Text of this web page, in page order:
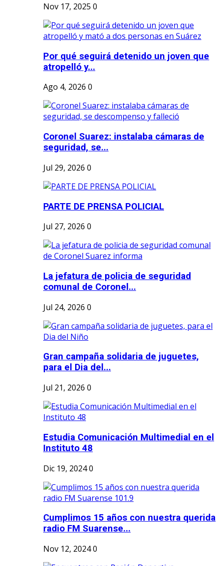
Nov 17, 2025 0
Por qué seguirá detenido un joven que
atropelló y...
Ago 4, 2026 0
Coronel Suarez: instalaba cámaras de
seguridad, se...
Jul 29, 2026 0
PARTE DE PRENSA POLICIAL
Jul 27, 2026 0
La jefatura de policia de seguridad
comunal de Coronel...
Jul 24, 2026 0
Gran campaña solidaria de juguetes,
para el Dia del...
Jul 21, 2026 0
Estudia Comunicación Multimedial en el
Instituto 48
Dic 19, 20240
Cumplimos 15 años con nuestra querida
radio FM Suarense...
Nov 12, 20240